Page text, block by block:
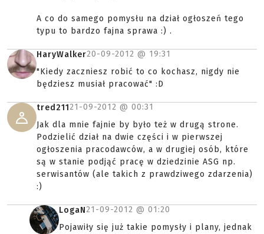
A co do samego pomysłu na dział ogłoszeń tego
typu to bardzo fajna sprawa :) .
HaryWalker20-09-2012 @ 19:31
"Kiedy zaczniesz robić to co kochasz, nigdy nie
będziesz musiał pracować" :D
tred21121-09-2012 @ 00:31
Jak dla mnie fajnie by było też w drugą strone.
Podzielić dział na dwie części i w pierwszej
ogłoszenia pracodawców, a w drugiej osób, które
są w stanie podjąć pracę w dziedzinie ASG np.
serwisantów (ale takich z prawdziwego zdarzenia)
:)
LogaN21-09-2012 @ 01:20
Pojawiły się już takie pomysły i plany, jednak